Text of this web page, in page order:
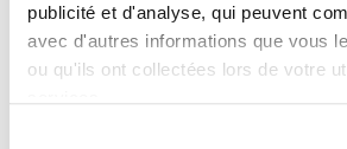
publicité et d'analyse, qui peuvent
avec d'autres informations que vous
ou qu'ils ont collectées lors de votre
pour intégrer la vidéo dans votre site web.
Abonnez-vous
Pour être notifié dès qu’une nouvelle vidéo
vous invitons à vous abonner à notre